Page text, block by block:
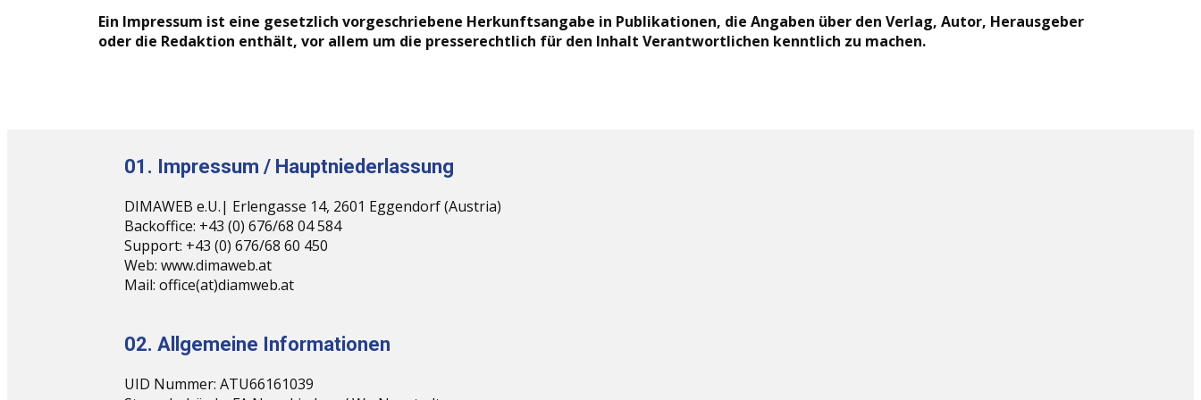
Ein Impressum ist eine gesetzlich vorgeschriebene Herkunftsangabe in Publikationen, die Angaben über den Verlag, Autor, Herausgeber
oder die Redaktion enthält, vor allem um die presserechtlich für den Inhalt Verantwortlichen kenntlich zu machen.
01. Impressum / Hauptniederlassung
DIMAWEB e.U.| Erlengasse 14, 2601 Eggendorf (Austria)
Backoffice: +43 (0) 676/68 04 584
Support: +43 (0) 676/68 60 450
Web: www.dimaweb.at
Mail: office(at)diamweb.at
02. Allgemeine Informationen
UID Nummer: ATU66161039